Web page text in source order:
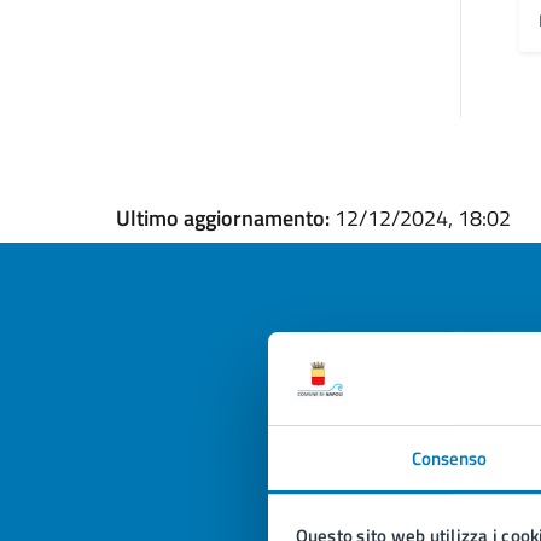
Consenso
Ultimo aggiornamento: 12/12/2024, 18:02
Valuta